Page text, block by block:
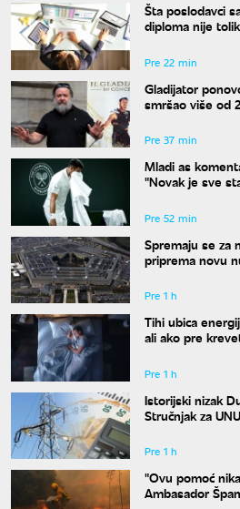
Šta poslodavci
diploma nije
Pre 22 min
Gladijator
smršao više od
Pre 37 min
Mladi as
"Novak je sve
Pre 52 min
Spremaju se za
priprema novu
Pre 1 h
Tihi ubica
ali ako pre
Pre 1 h
Istorijski nizak
Stručnjak za
Pre 1 h
"Ovu pomoć
Ambasador